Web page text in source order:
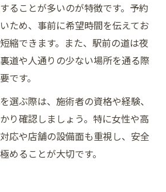
ることが多いのが特徴です。予約
ため、事前に希望時間を伝えてお
縮できます。また、駅前の道は夜
道や人通りの少ない場所を通る際
です。
選ぶ際は、施術者の資格や経験、
り確認しましょう。特に女性や高
応や店舗の設備面も重視し、安全
めることが大切です。